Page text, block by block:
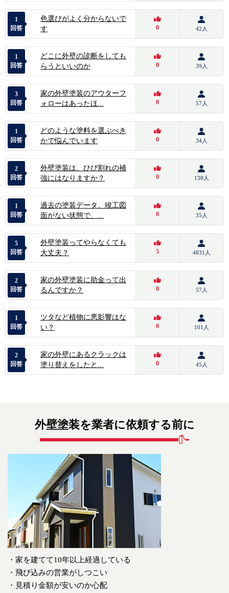
1
回答
色選びがよく分からないで
す
0 42人
1
回答
どこに外壁の診断をしても
らうといいのか
0 39人
3
回答
家の外壁塗装のアウターフ
ォローはあったほ...
0 57人
1
回答
どのような塗料を選ぶべき
かで悩んでいます
0 34人
2
回答
外壁塗装は、ひび割れの補
強にはなりますか？
0 138人
1
回答
過去の塗装データ、竣工図
面がない状態で、...
0 35人
5
回答
外壁塗装ってやらなくても
大丈夫？
5 4831人
2
回答
家の外壁塗装に助金って出
るんですか？
0 57人
1
回答
ツタなど植物に悪影響はな
い？
0 101人
2
回答
家の外壁にあるクラックは
塗り替えをしたと...
0 45人
外壁塗装を業者に依頼する前に
・家を建てて10年以上経過している
・飛び込みの営業がしつこい
・見積り金額が安いのか心配